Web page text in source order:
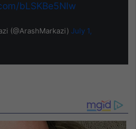
bLSKBe5NIw
(@ArashMarkazi) July 1,